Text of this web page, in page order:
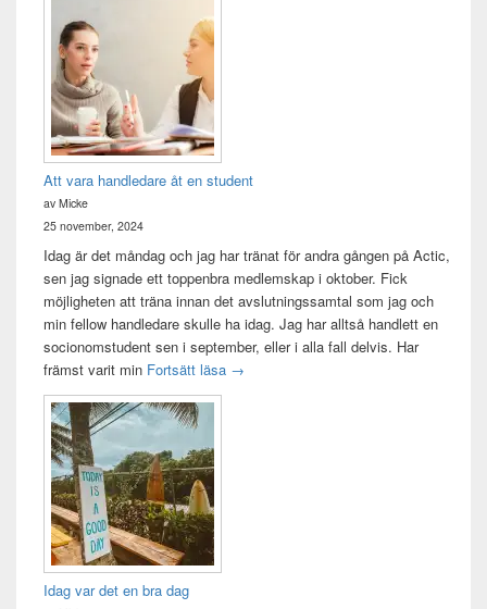
Att vara handledare åt en student
av Micke
25 november, 2024
Idag är det måndag och jag har tränat för andra gången på Actic,
sen jag signade ett toppenbra medlemskap i oktober. Fick
möjligheten att träna innan det avslutningssamtal som jag och
min fellow handledare skulle ha idag. Jag har alltså handlett en
socionomstudent sen i september, eller i alla fall delvis. Har
främst varit min Fortsätt läsa Att vara handledare åt en student
→
Idag var det en bra dag